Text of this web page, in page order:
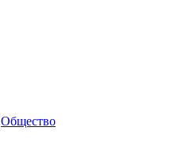
Общество